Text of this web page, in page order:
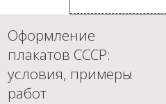
Оформление
плакатов СССР:
условия, примеры
работ